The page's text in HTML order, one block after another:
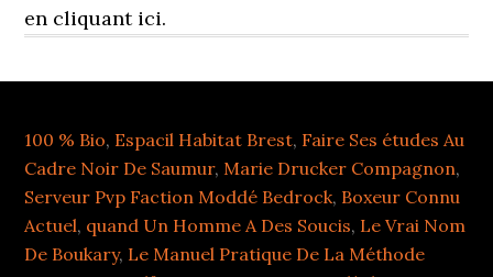
100 % Bio, Espacil Habitat Brest, Faire Ses études Au
Cadre Noir De Saumur,Marie Drucker Compagnon,
Serveur Pvp Faction Moddé Bedrock, Boxeur Connu
Actuel, quand Un Homme A Des Soucis, Le Vrai Nom
De Boukary, Le Manuel Pratique De La Méthode